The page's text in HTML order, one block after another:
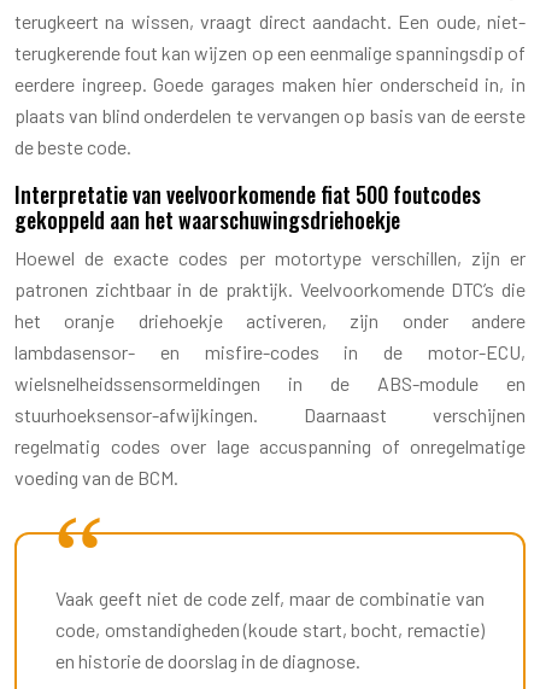
terugkeert na wissen, vraagt direct aandacht. Een oude, niet-
terugkerende fout kan wijzen op een eenmalige spanningsdip of
eerdere ingreep. Goede garages maken hier onderscheid in, in
plaats van blind onderdelen te vervangen op basis van de eerste
de beste code.
Interpretatie van veelvoorkomende fiat 500 foutcodes
gekoppeld aan het waarschuwingsdriehoekje
Hoewel de exacte codes per motortype verschillen, zijn er
patronen zichtbaar in de praktijk. Veelvoorkomende DTC’s die
het oranje driehoekje activeren, zijn onder andere
lambdasensor- en misfire-codes in de motor-ECU,
wielsnelheidssensormeldingen in de ABS-module en
stuurhoeksensor-afwijkingen. Daarnaast verschijnen
regelmatig codes over lage accuspanning of onregelmatige
voeding van de BCM.
Vaak geeft niet de code zelf, maar de combinatie van
code, omstandigheden (koude start, bocht, remactie)
en historie de doorslag in de diagnose.